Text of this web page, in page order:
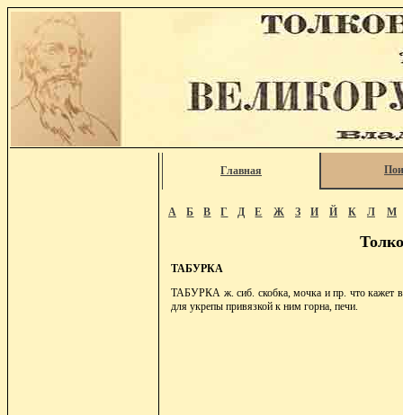
Главная
А Б В Г Д Е Ж З И Й К Л М
ТАБУРКА
ТАБУРКА ж. сиб. скобка, мочка и пр. что кажет
для укрепы привязкой к ним горна, печи.